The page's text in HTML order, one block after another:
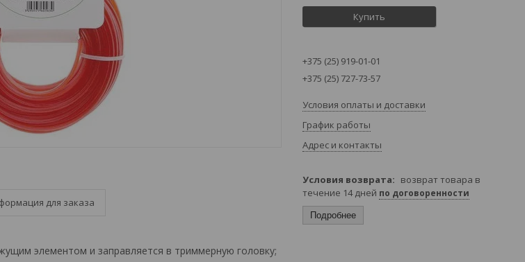
для заказа
элементом и заправляется в триммерную головку;
Купить
+375 (25) 919-01-01
+375 (25) 727-73-57
Условия оплаты и доставки
График работы
Адрес и контакты
возврат товара в
течение 14 дней по договоренности
Подробнее